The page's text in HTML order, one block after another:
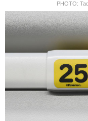
PHOTO: